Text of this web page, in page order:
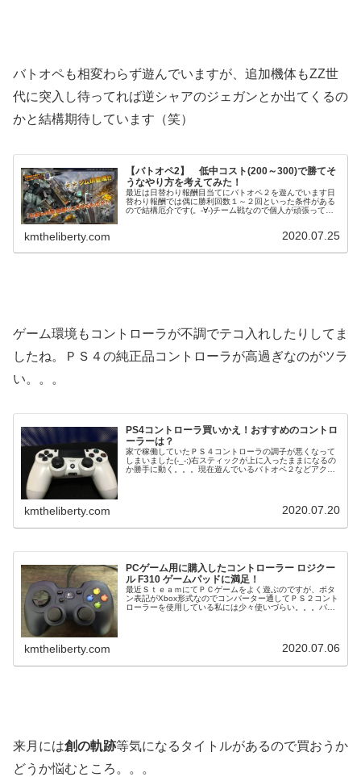
バトオペも相変わらず遊んでいますが、追加機体もZZ世
代に突入し待ってれば逆シャアのジェガンとか出てくるの
かと結構期待しています（笑）
【バトオペ2】 低中コスト(200～300)で勝てそ
うなやり方を考えてみた！
最近は日替わり報酬目当てにバトオペ２を遊んでいます日
替わり報酬では偶に勝利回数１～２回といった条件がある
ので結構厄介です(。-∀-)チーム戦なので個人が頑張っても
kmtheliberty.com 2020.07.25
ゲーム環境もコントローラが不調でテコ入れしたりしてま
したね。ＰＳ４の純正品コントローラが高過ぎなのがツラ
い。。。
PS4コントローラ買いかえ！おすすめのコントロ
ーラーは？
家で稼働していたＰＳ４コントローラの調子が悪くなって
しまいました(-_-;)右スティックが上に入ったままになるの
か勝手に動く。。。現在遊んでいるバトオペ２などアクシ
kmtheliberty.com 2020.07.20
PCゲーム用に購入したコントローラー ロジクー
ル F310 ゲームパッドに満足！
最近ＳｔｅａｍにてＰＣゲームをよく遊ぶのですが、ボタ
ン表記がXbox形式なのでコンバーター通してＰＳ２コント
ローラーを使用している私には少々使いづらい。。。バイ
kmtheliberty.com 2020.07.06
来月には創の軌跡等気になるタイトルがあるので買おうか
どうか悩むところ。。。